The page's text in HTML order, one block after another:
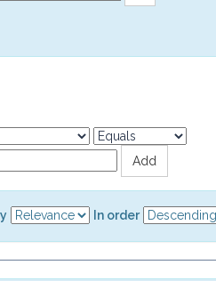
In order